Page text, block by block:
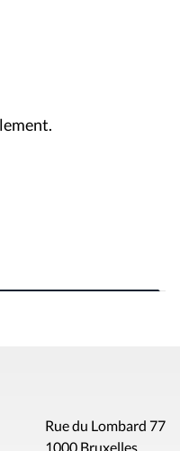
Rue du Lombard 77
1000 Bruxelles